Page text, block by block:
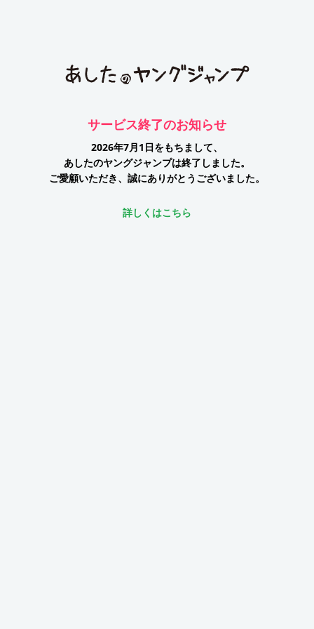
サービス終了のお知らせ
2026年7月1日をもちまして、
あしたのヤングジャンプは終了しました。
ご愛顧いただき、誠にありがとうございました。
詳しくはこちら